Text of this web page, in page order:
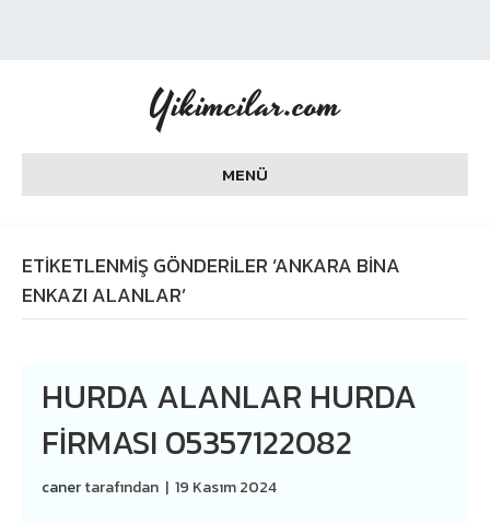
Yikimcilar.com
MENÜ
ETIKETLENMIŞ GÖNDERILER ‘ANKARA BINA
ENKAZI ALANLAR’
HURDA ALANLAR HURDA
FIRMASI 05357122082
canertarafından | 19 Kasım 2024